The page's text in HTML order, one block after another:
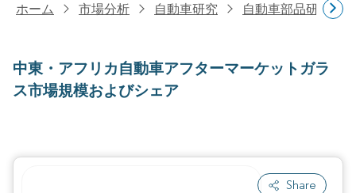
ホーム 市場分析 自動車研究 自動車部品研究
中東・アフリカ自動車アフターマーケットガラ
ス市場規模およびシェア
Share